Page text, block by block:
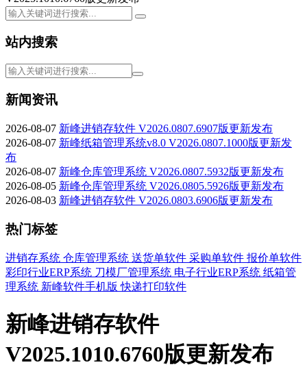
站内搜索
新闻资讯
2026-08-07 新峰进销存软件 V2026.0807.6907版更新发布
2026-08-07 新峰纸箱管理系统v8.0 V2026.0807.1000版更新发
布
2026-08-07 新峰仓库管理系统 V2026.0807.5932版更新发布
2026-08-05 新峰仓库管理系统 V2026.0805.5926版更新发布
2026-08-03 新峰进销存软件 V2026.0803.6906版更新发布
热门标签
进销存系统 仓库管理系统 送货单软件 采购单软件 报价单软件
彩印行业ERP系统 刀模厂管理系统 电子行业ERP系统 纸箱管
理系统 新峰软件手机版快递打印软件
新峰进销存软件
V2025.1010.6760版更新发布